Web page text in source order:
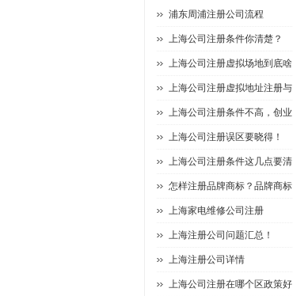
浦东周浦注册公司流程
上海公司注册条件你清楚？
上海公司注册虚拟场地到底啥
上海公司注册虚拟地址注册与
上海公司注册条件不高，创业
上海公司注册误区要晓得！
上海公司注册条件这几点要清
怎样注册品牌商标？品牌商标
上海家电维修公司注册
上海注册公司问题汇总！
上海注册公司详情
上海公司注册在哪个区政策好